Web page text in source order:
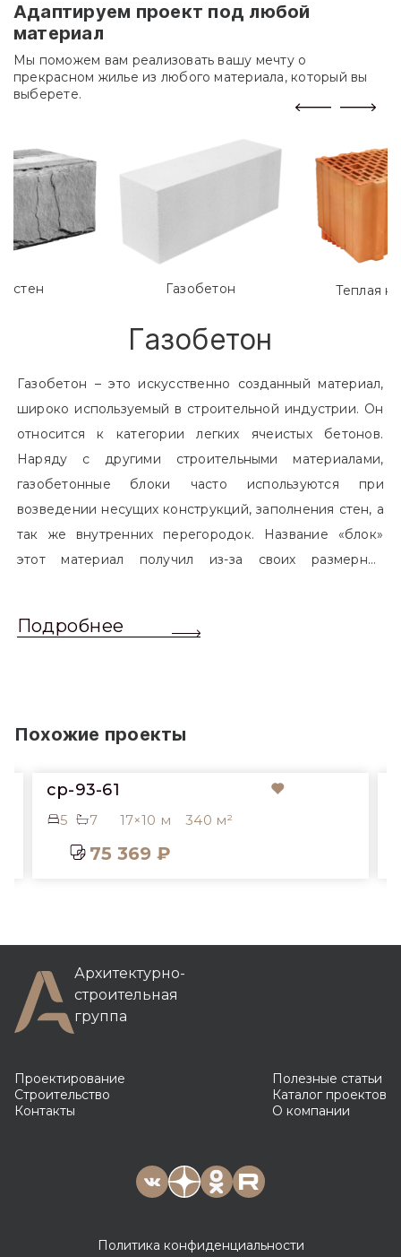
Адаптируем проект под любой
материал
Мы поможем вам реализовать вашу мечту о
прекрасном жилье из любого материала, который вы
выберете.
Газобетон Теплая
Газобетон
Газобетон – это искусственно созданный материал,
широко используемый в строительной индустрии. Он
относится к категории легких ячеистых бетонов.
Наряду с другими строительными материалами,
газобетонные блоки часто используются при
возведении несущих конструкций, заполнения стен, а
так же внутренних перегородок. Название «блок»
этот материал получил из-за своих размерных
обычный одинарный кирпич. Размер блоков различен
Подробнее
Похожие проекты
cp-93-61
5 7 17×10 м 340 м²
75 369 ₽
Архитектурно-
строительная
группа
Проектирование
Строительство
Контакты
Полезные статьи
Каталог проектов
О компании
Политика конфиденциальности